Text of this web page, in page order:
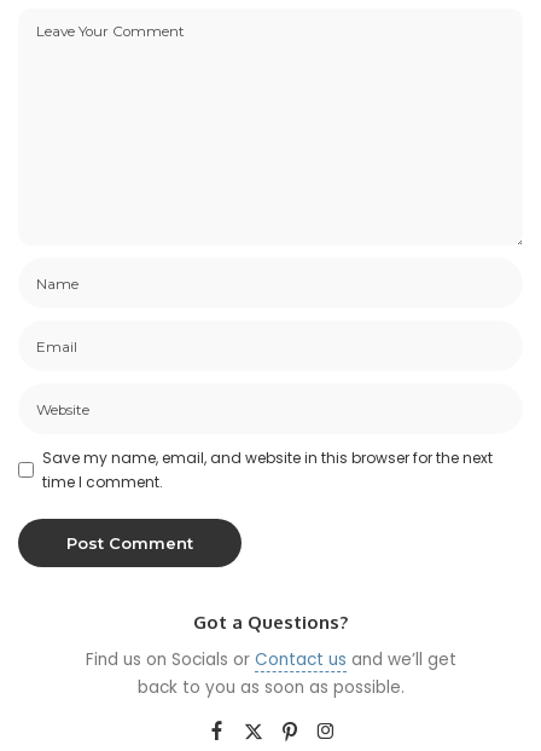
Save my name, email, and website in this browser for the next
time I comment.
Got a Questions?
Find us on Socials or Contact us and we’ll get
back to you as soon as possible.